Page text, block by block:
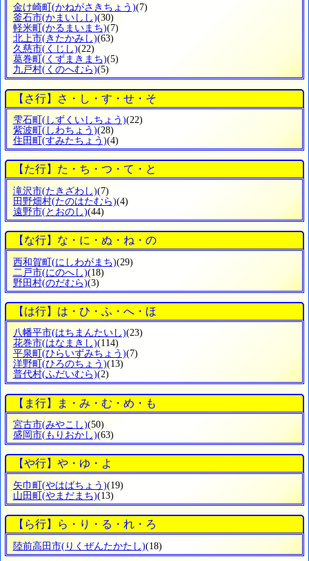
金け崎町 (かねがさきちょう)(7)
釜石市(かまいしし)(30)
軽米町 (かるまいまち)(7)
北上市(きたかみし)(63)
久慈市(くじし)(22)
葛巻町 (くずまきまち)(5)
九戸村(くのへむら)(5)
【さ行】さ・し・す・せ・そ
雫石町 (しずくいしちょう)(22)
紫波町 (しわちょう)(28)
住田町 (すみたちょう)(4)
【た行】た・ち・つ・て・と
滝沢市(たきざわし)(7)
田野畑村(たのはたむら)(4)
遠野市(とおのし)(44)
【な行】な・に・ぬ・ね・の
西和賀町(にしわがまち)(29)
二戸市(にのへし)(18)
野田村(のだむら)(3)
【は行】は・ひ・ふ・へ・ほ
八幡平市(はちまんたいし)(23)
花巻市(はなまきし)(114)
平泉町 (ひらいずみちょう)(7)
洋野町 (ひろのちょう)(13)
普代村(ふだいむら)(2)
【ま行】ま・み・む・め・も
宮古市(みやこし)(50)
盛岡市(もりおかし)(63)
【や行】や・ゆ・よ
矢巾町 (やはばちょう)(19)
山田町 (やまだまち)(13)
【ら行】ら・り・る・れ・ろ
陸前高田市(りくぜんたかたし)(18)